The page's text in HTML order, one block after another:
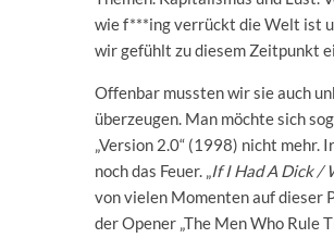
wie f***ing verrückt die Welt ist
wir gefühlt zu diesem Zeitpunkt
Offenbar mussten wir sie auch
überzeugen. Man möchte sich
„Version 2.0“ (1998) nicht mehr.
noch das Feuer. „If I Had A Dick /
von vielen Momenten auf dieser
der Opener „The Men Who Rule